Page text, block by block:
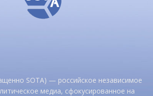
SOTA) — российское независимое
медиа, сфокусированное на